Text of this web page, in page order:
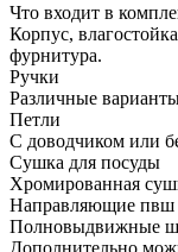
Что входит в
Корпус,
фурнитура.
Ручки
Различные
Петли
С доводчиком или
Сушка для посуды
Хромированная
Направляющие пвш
Полновыдвижные
Дополнительно